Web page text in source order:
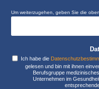
Um weiterzugehen, geben Sie die
Ich habe die
gelesen und bin mit ihnen
Berufsgruppe
Unternehmen im